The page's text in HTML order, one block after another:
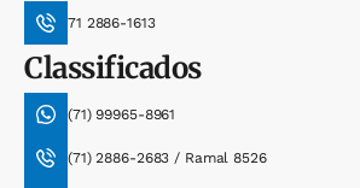
71 2886-1613
Classificados
(71) 99965-8961
(71) 2886-2683 / Ramal 8526